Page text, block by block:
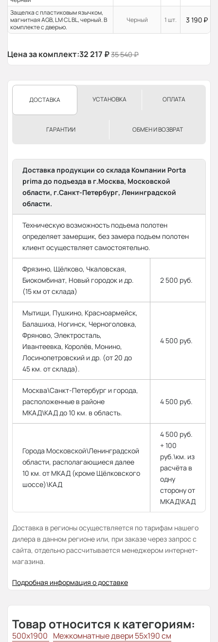
Защелка с пластиковым язычком,
магнитная AGB, LM CL BL, черный. В
комплекте с дверью.
Черный 1 шт. 3 190 ₽
Цена за комплект:32 217 ₽35 540₽
ДОСТАВКА УСТАНОВКА ОПЛАТА
ГАРАНТИИ ОБМЕН И ВОЗВРАТ
Доставка продукции со склада Компании Porta
prima до подъезда в г.Москва, Московской
области, г.Санкт-Петербург, Ленинградской
области.
Техническую возможность подъема полотен
определяет замерщик, без замера подъем полотен
клиент осуществляет самостоятельно.
Фрязино, Щёлково, Чкаловская,
Биокомбинат, Новый городок и др.
(15 км от склада)
2 500 руб.
Мытищи, Пушкино, Красноармейск,
Балашиха, Ногинск, Черноголовка,
Фряново, Электросталь,
Ивантеевка, Королёв, Монино,
Лосинопетровский и др. (от 20 до
45 км. от склада).
4 500 руб.
Москва\Санкт-Петербург и города,
расположенные в районе
МКАД\КАД до 10 км. в область.
4 500 руб.
Города Московской\Ленинградской
области, располагающиеся далее
10 км. от МКАД (кроме Щёлковского
шоссе)\КАД
4 500 руб.
+ 100
руб.\км. из
расчёта в
одну
сторону от
МКАД\КАД
Доставка в регионы осуществляется по тарифам нашего
дилера в данном регионе или, при заказе через запрос с
сайта, отдельно рассчитывается менеджером интернет-
магазина.
Подробная информация о доставке
Товар относится к категориям:
500x1900 Межкомнатные двери 55х190 см